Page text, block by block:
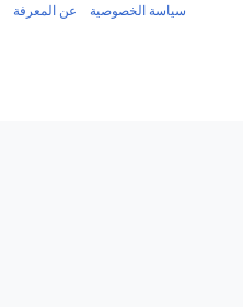
سياسة الخصوصية عن المعرفة